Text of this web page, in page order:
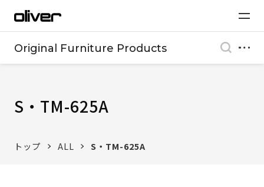
Original Furniture Products
S・TM-625A
トップ ALL S・TM-625A